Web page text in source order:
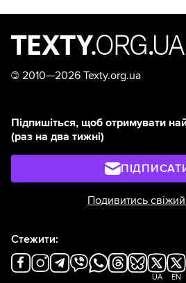
© 2010—2026 Texty.org.ua
Підпишіться, щоб отримувати
(раз на два тижні)
Подивитись
Стежити:
UA EN